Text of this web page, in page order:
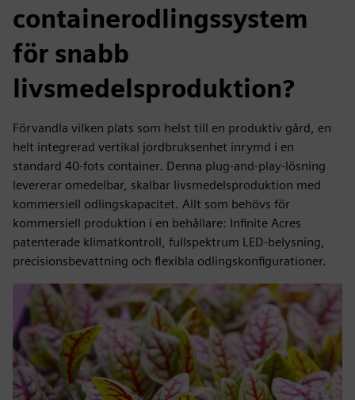
containerodlingssystem
för snabb
livsmedelsproduktion?
Förvandla vilken plats som helst till en produktiv gård, en
helt integrerad vertikal jordbruksenhet inrymd i en
standard 40-fots container. Denna plug-and-play-lösning
levererar omedelbar, skalbar livsmedelsproduktion med
kommersiell odlingskapacitet. Allt som behövs för
kommersiell produktion i en behållare: Infinite Acres
patenterade klimatkontroll, fullspektrum LED-belysning,
precisionsbevattning och flexibla odlingskonfigurationer.